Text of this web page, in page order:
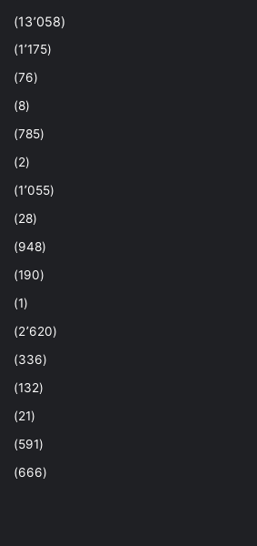
(13٬058)
(1٬175)
(76)
(8)
(785)
(2)
(1٬055)
(28)
(948)
(190)
(1)
(2٬620)
(336)
(132)
(21)
(591)
(666)